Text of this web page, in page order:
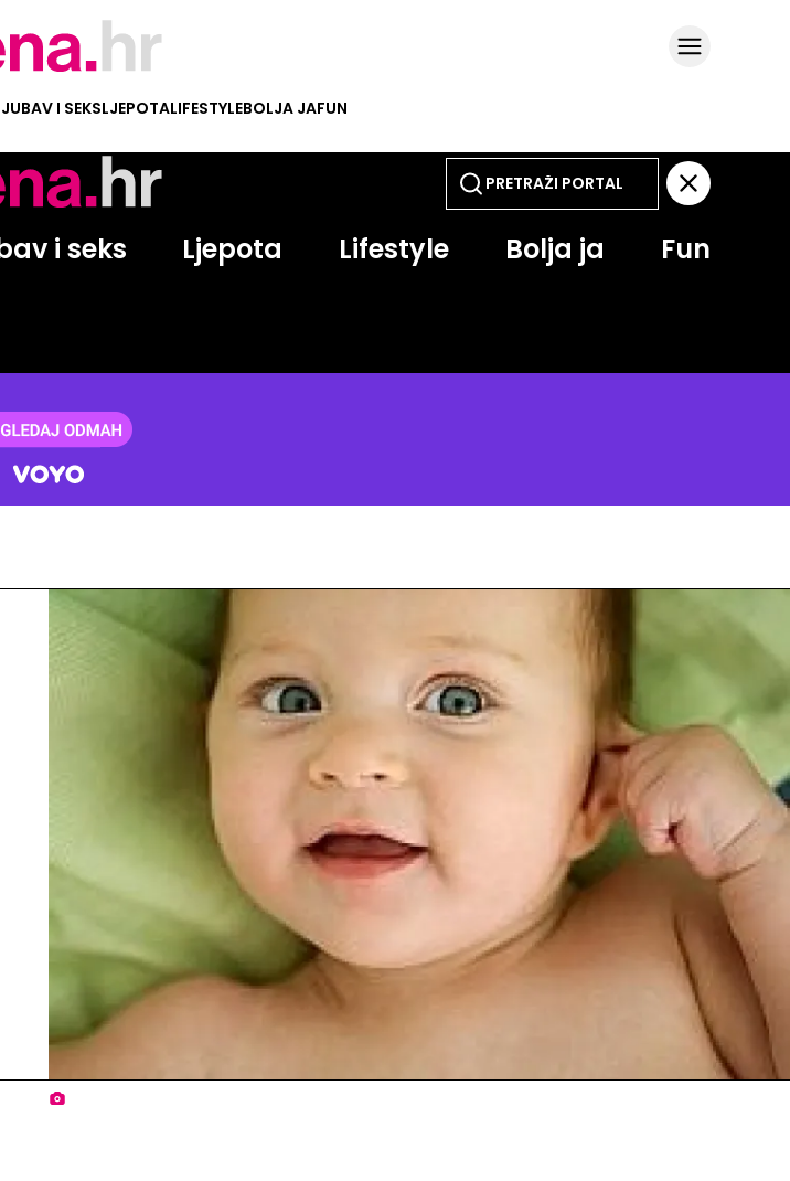
I SEKSLJEPOTALIFESTYLEBOLJA JAFUN
i seks Ljepota Lifestyle Bolja ja Fun